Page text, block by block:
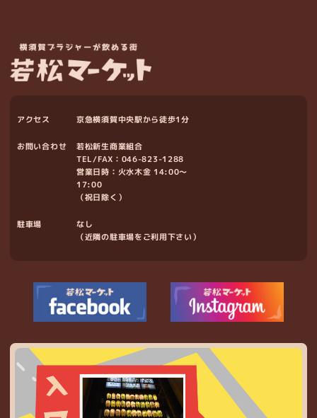
アクセス 京急横須賀中央駅から徒歩1分
お問い合わせ
若松新生商業組合
TEL/FAX： 046-823-1288
営業日時：火水木金 14:00～
17:00
（祝日除く）
駐車場
なし
（近隣の駐車場をご利用下さい）